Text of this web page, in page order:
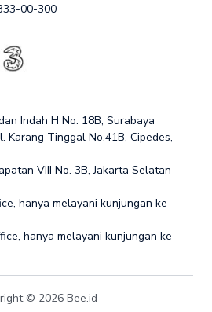
00-300
Indah H No. 18B, Surabaya
Karang Tinggal No.41B, Cipedes,
VIII No. 3B, Jakarta Selatan
hanya melayani kunjungan ke
hanya melayani kunjungan ke
© 2026 Bee.id